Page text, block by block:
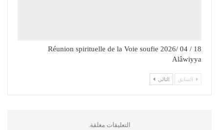
18 / 04 /2026 Réunion spirituelle de la Voie soufie
Alâwiyya
السابق التالي
التعليقات مغلقة.